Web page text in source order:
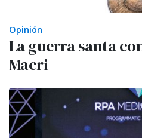
Opinión
La guerra santa
Macri